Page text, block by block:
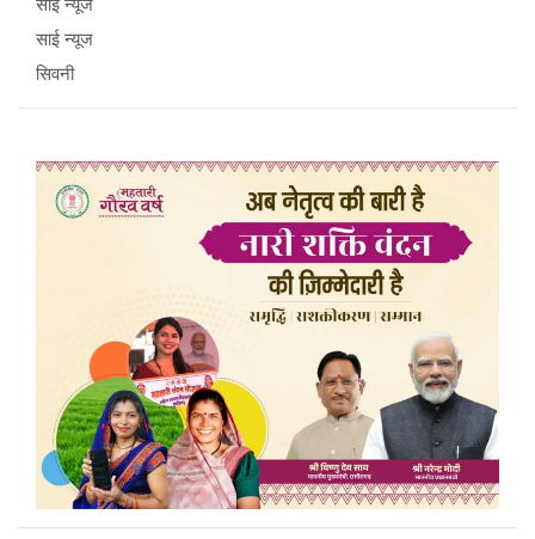
साई न्यूज
साई न्यूज
सिवनी